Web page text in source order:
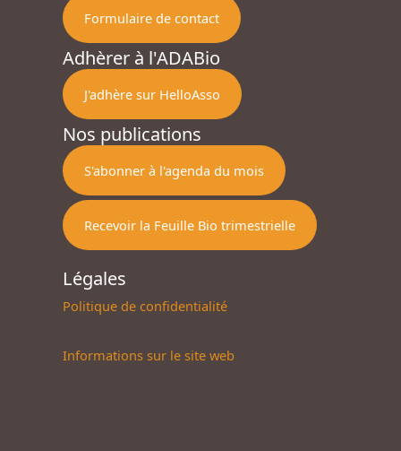
Formulaire de contact
Adhèrer à l'ADABio
J'adhère sur HelloAsso
Nos publications
S'abonner à l'agenda du mois
Recevoir la Feuille Bio trimestrielle
Légales
Politique de confidentialité
Informations sur le site web